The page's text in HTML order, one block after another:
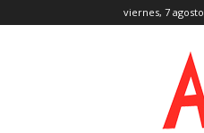
viernes, 7 agosto